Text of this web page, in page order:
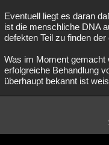
Eventuell liegt es daran
ist die menschliche DNA
defekten Teil zu finden
Was im Moment gemacht
erfolgreiche Behandlung
überhaupt bekannt ist